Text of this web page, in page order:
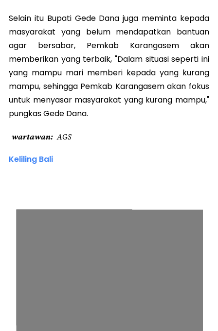
Selain itu Bupati Gede Dana juga meminta kepada
masyarakat yang belum mendapatkan bantuan
agar bersabar, Pemkab Karangasem akan
memberikan yang terbaik, "Dalam situasi seperti ini
yang mampu mari memberi kepada yang kurang
mampu, sehingga Pemkab Karangasem akan fokus
untuk menyasar masyarakat yang kurang mampu,"
pungkas Gede Dana.
wartawan AGS
Keliling Bali